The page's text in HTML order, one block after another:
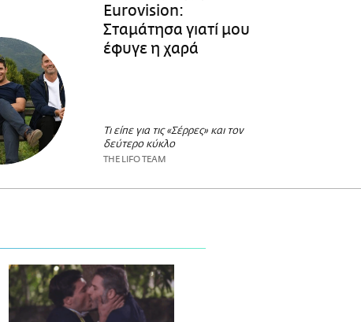
Eurovision:
Σταμάτησα γιατί μου
έφυγε η χαρά
Τι είπε για τις «Σέρρες» και τον
δεύτερο κύκλο
THE LIFO TEAM